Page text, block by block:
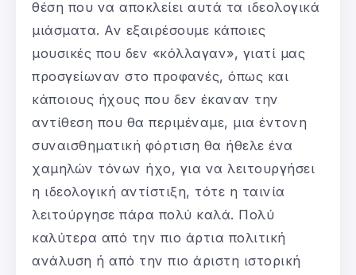
θέση που να αποκλείει αυτά τα ιδεολογικά
μιάσματα. Αν εξαιρέσουμε κάποιες
μουσικές που δεν «κόλλαγαν», γιατί μας
προσγείωναν στο προφανές, όπως και
κάποιους ήχους που δεν έκαναν την
αντίθεση που θα περιμέναμε, μια έντονη
συναισθηματική φόρτιση θα ήθελε ένα
χαμηλών τόνων ήχο, για να λειτουργήσει
η ιδεολογική αντίστιξη, τότε η ταινία
λειτούργησε πάρα πολύ καλά. Πολύ
καλύτερα από την πιο άρτια πολιτική
ανάλυση ή από την πιο άριστη ιστορική